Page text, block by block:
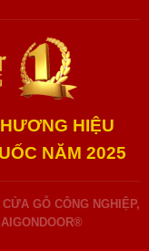
HIỆU
NĂM 2025
GỖ CÔNG NGHIỆP,